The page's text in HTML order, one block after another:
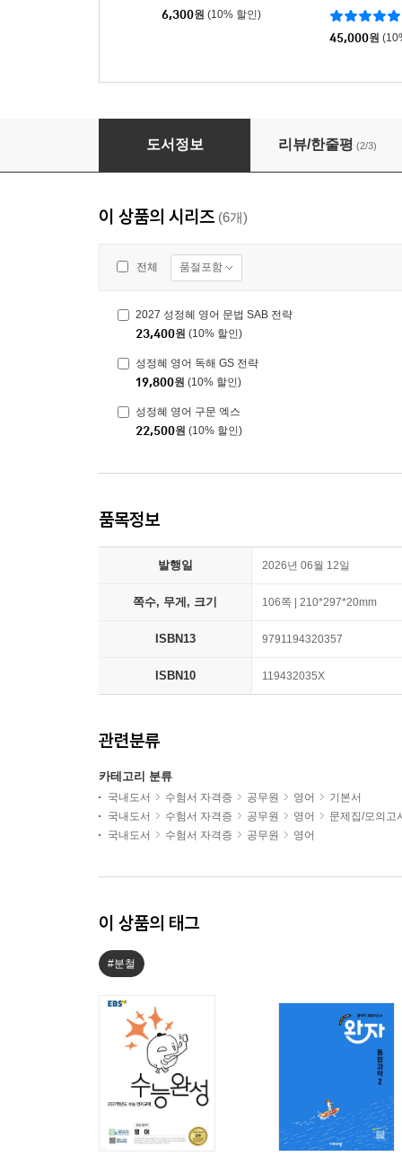
6,300원 (10% 할인)
(기.풀.기.)
45,000원
성정혜 영어 독해 GS 전략
도서정보 리뷰/한줄평 (2/3)
이 상품의 시리즈 (6개)
전체 품절포함
2027 성정혜 영어 문법 SAB 전략
23,400원 (10% 할인)
성정혜 영어 독해 GS 전략
19,800원 (10% 할인)
성정혜 영어 구문 엑스
22,500원 (10% 할인)
품목정보
발행일 2026년 06월 12일
쪽수, 무게, 크기 106쪽 | 210*297*20mm
ISBN13 9791194320357
ISBN10 119432035X
관련분류
카테고리 분류
국내도서 수험서 자격증 공무원 영어
기본서
국내도서
수험서 자격증 공무원 영어
문제집/모의고
국내도서
수험서 자격증 공무원 영어
이 상품의 태그
#분철